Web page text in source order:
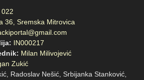
36, Sremska Mitrovica
IN000217
Milan Milivojević
Zukić
Radoslav Nešić, Srbijanka Stanković,